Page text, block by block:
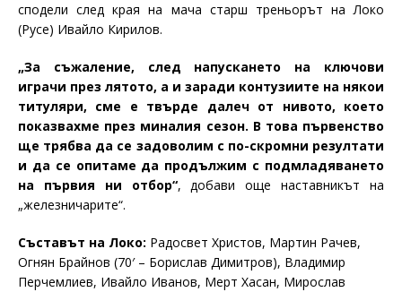
сподели след края на мача старш треньорът на Локо
(Русе) Ивайло Кирилов.
„За съжаление, след напускането на ключови
играчи през лятото, а и заради контузиите на някои
титуляри, сме е твърде далеч от нивото, което
показвахме през миналия сезон. В това първенство
ще трябва да се задоволим с по-скромни резултати
и да се опитаме да продължим с подмладяването
на първия ни отбор“, добави още наставникът на
„железничарите“.
Съставът на Локо: Радосвет Христов, Мартин Рачев,
Огнян Брайнов (70′ – Борислав Димитров), Владимир
Перчемлиев, Ивайло Иванов, Мерт Хасан, Мирослав